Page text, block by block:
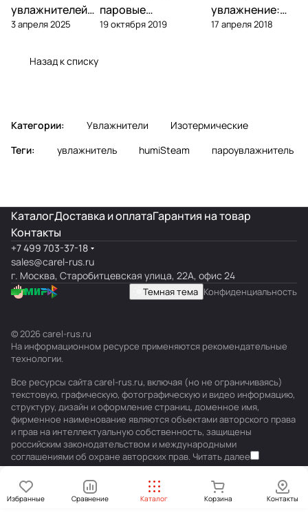
увлажнителей
Carel: замена,
3 апреля 2025
паровые
увлажнители —
19 октября 2019
увлажнение:
что выбрать
17 апреля 2018
Назад к списку
Избранные Сравнение Каталог Корзина Контакты
Категории: Увлажнители
Изотермические
Теги:
увлажнитель humiSteam пароувлажнитель
КаталогДоставка и оплатаГарантия на товар
Контакты
+7 499 703-37-18
sales@carel-rus.ru
г. Москва, Старобитцевская улица, 22А, офис 24
Темная тема Конфиденциальность
© 2026 carel-rus.ru
На информационном ресурсе применяются рекомендательные
технологии.
Все ресурсы сайта carel-rus.ru, включая (но не ограничиваясь)
текстовую, графическую, фотографическую и видео информацию,
структуру, дизайн и оформление страниц, доменное имя,
фирменное наименование являются объектами авторского права
и прав на интеллектуальную собственность, защищены
российским законодательством и международными
соглашениями об охране авторских прав. Читать далее